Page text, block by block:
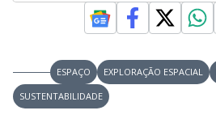
ESPAÇO EXPLORAÇÃO ESPACIAL
SUSTENTABILIDADE